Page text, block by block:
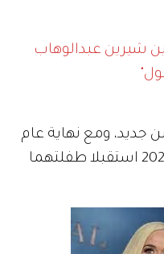
شيرين عبدالوهاب
من جديد، ومع نهاية عام
2019 عاد مرة أخرى، وفي عام 2020 استقبلا طفلتهما